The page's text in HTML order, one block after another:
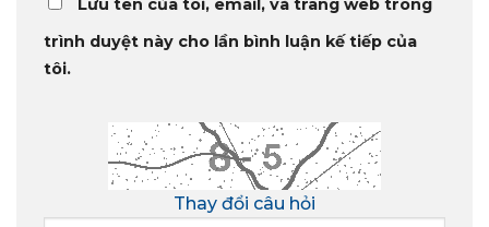
Lưu tên của tôi, email, và trang web trong
trình duyệt này cho lần bình luận kế tiếp của
tôi.
Thay đổi câu hỏi